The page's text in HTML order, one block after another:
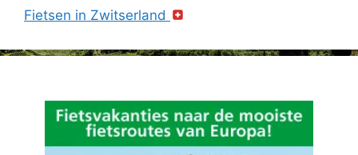
Fietsen in Zwitserland